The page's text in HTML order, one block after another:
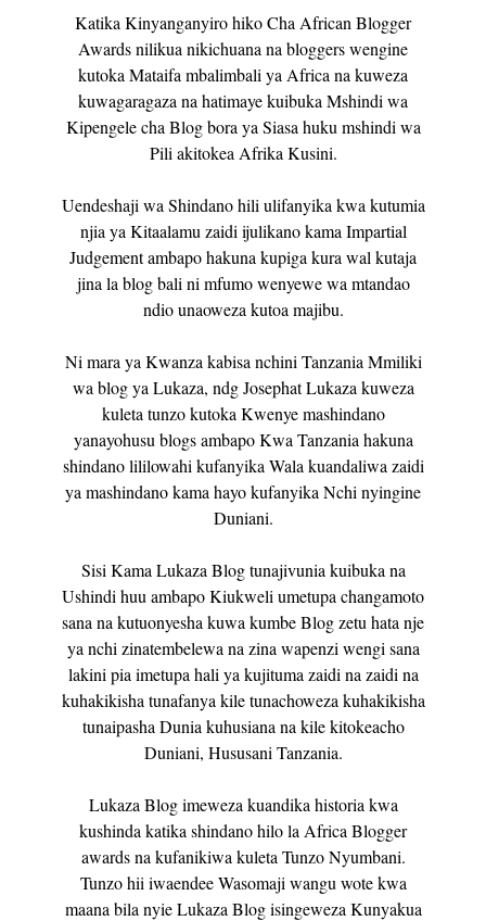
Katika Kinyanganyiro hiko Cha African Blogger
Awards nilikua nikichuana na bloggers wengine
kutoka Mataifa mbalimbali ya Africa na kuweza
kuwagaragaza na hatimaye kuibuka Mshindi wa
Kipengele cha Blog bora ya Siasa huku mshindi wa
Pili akitokea Afrika Kusini.
Uendeshaji wa Shindano hili ulifanyika kwa kutumia
njia ya Kitaalamu zaidi ijulikano kama Impartial
Judgement ambapo hakuna kupiga kura wal kutaja
jina la blog bali ni mfumo wenyewe wa mtandao
ndio unaoweza kutoa majibu.
Ni mara ya Kwanza kabisa nchini Tanzania Mmiliki
wa blog ya Lukaza, ndg Josephat Lukaza kuweza
kuleta tunzo kutoka Kwenye mashindano
yanayohusu blogs ambapo Kwa Tanzania hakuna
shindano lililowahi kufanyika Wala kuandaliwa zaidi
ya mashindano kama hayo kufanyika Nchi nyingine
Duniani.
Sisi Kama Lukaza Blog tunajivunia kuibuka na
Ushindi huu ambapo Kiukweli umetupa changamoto
sana na kutuonyesha kuwa kumbe Blog zetu hata nje
ya nchi zinatembelewa na zina wapenzi wengi sana
lakini pia imetupa hali ya kujituma zaidi na zaidi na
kuhakikisha tunafanya kile tunachoweza kuhakikisha
tunaipasha Dunia kuhusiana na kile kitokeacho
Duniani, Hususani Tanzania.
Lukaza Blog imeweza kuandika historia kwa
kushinda katika shindano hilo la Africa Blogger
awards na kufanikiwa kuleta Tunzo Nyumbani.
Tunzo hii iwaendee Wasomaji wangu wote kwa
maana bila nyie Lukaza Blog isingeweza Kunyakua